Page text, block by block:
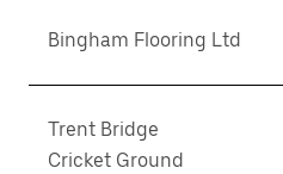
Bingham Flooring Ltd
Trent Bridge
Cricket Ground